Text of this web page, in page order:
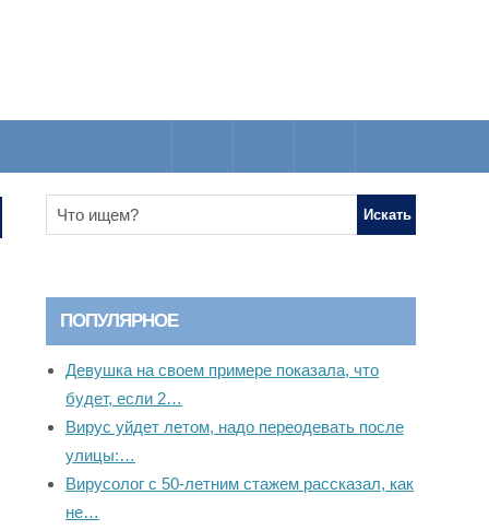
ПОПУЛЯРНОЕ
Девушка на своем примере показала, что
будет, если 2…
Вирус уйдет летом, надо переодевать после
улицы:…
Вирусолог с 50-летним стажем рассказал, как
не…